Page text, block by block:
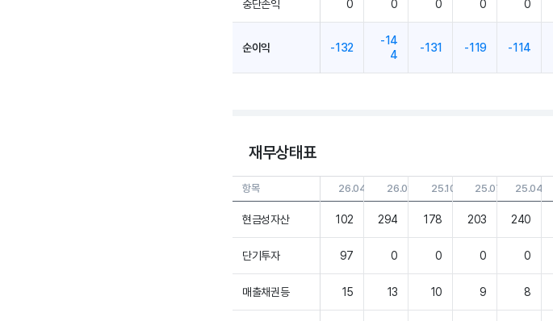
중단손익 0 0 0 0 0
순이익 -132
-14
4
-131 -119 -114
재무상태표
항목 26.04.30 26.01.31 25.10.31 25.07.31 25.04.30
현금성자산 102 294 178 203 240
단기투자 97 0 0 0 0
매출채권등 15 13 10 9 8